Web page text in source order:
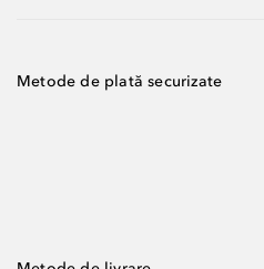
Metode de plată securizate